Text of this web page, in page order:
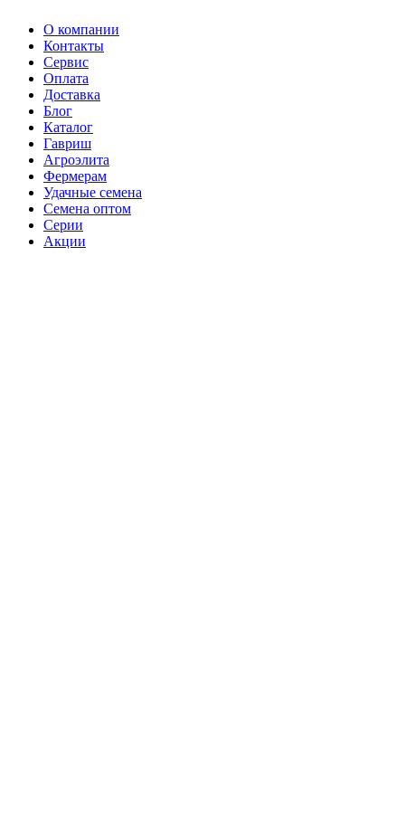
О компании
Контакты
Сервис
Оплата
Доставка
Блог
Каталог
Гавриш
Агроэлита
Фермерам
Удачные семена
Семена оптом
Серии
Акции